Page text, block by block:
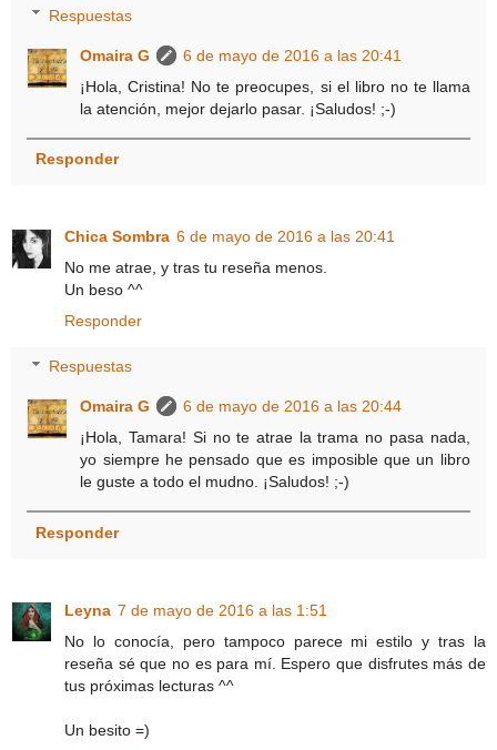
Respuestas
Omaira G
6 de mayo de 2016 a las 20:41
¡Hola, Cristina! No te preocupes, si el libro no te llama
la atención, mejor dejarlo pasar. ¡Saludos! ;-)
Responder
Chica Sombra 6 de mayo de 2016 a las 20:41
No me atrae, y tras tu reseña menos.
Un beso ^^
Responder
Respuestas
Omaira G
6 de mayo de 2016 a las 20:44
¡Hola, Tamara! Si no te atrae la trama no pasa nada,
yo siempre he pensado que es imposible que un libro
le guste a todo el mudno. ¡Saludos! ;-)
Responder
Leyna 7 de mayo de 2016 a las 1:51
No lo conocía, pero tampoco parece mi estilo y tras la
reseña sé que no es para mí. Espero que disfrutes más de
tus próximas lecturas ^^
Un besito =)